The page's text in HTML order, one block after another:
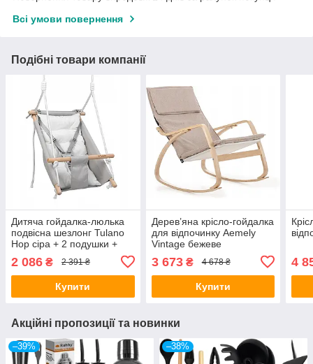
Всі умови повернення
Подібні товари компанії
Дитяча гойдалка-люлька
подвісна шезлонг Tulano
Hop сіра + 2 подушки +
мотузки з карабінами 3в1
2 086 ₴ 2 391 ₴
Купити
Дерев’яна крісло-гойдалка
для відпочинку Aemely
Vintage бежеве
3 673₴ 4 678 ₴
Купити
4
Акційні пропозиції та новинки
–39% –38%